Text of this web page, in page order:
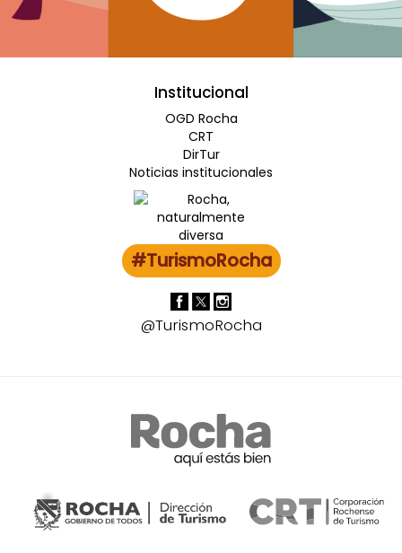
Institucional
OGD Rocha
CRT
DirTur
Noticias institucionales
#TurismoRocha
@TurismoRocha